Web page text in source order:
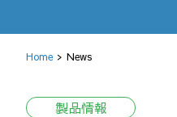
Home News
製品情報